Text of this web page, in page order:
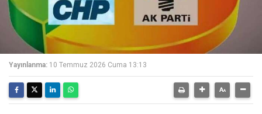
Yayınlanma: 10 Temmuz 2026 Cuma 13:13